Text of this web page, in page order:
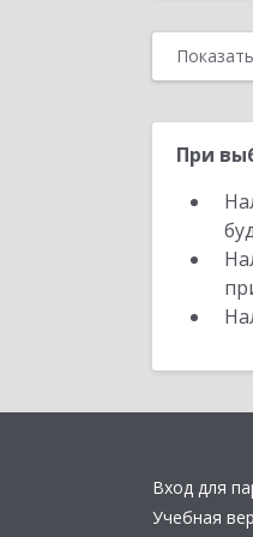
При
Вход для
Учебная